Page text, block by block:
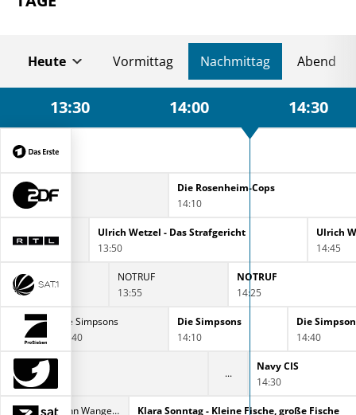
Heute Vormittag Nachmittag Abend
13:30 14:00 14:30
Sportschau
13:30
Die Rosenheim-Cops
14:10
Ulrich Wetzel - Das Strafgericht
13:50
Ulrich
14:45
NOTRUF
13:55
NOTRUF
14:25
Die Simpsons
13:40
Die Simpsons
14:10
Die
14:40
CIS
Navy CIS
14:30
Die Inselbahn Wangerooge
Klara Sonntag - Kleine Fische, große Fische